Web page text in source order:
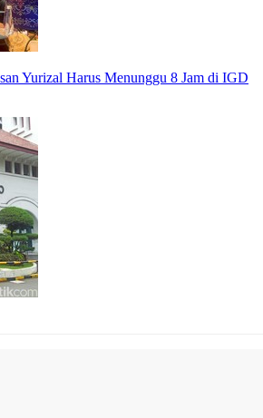
Yurizal Harus Menunggu 8 Jam di IGD